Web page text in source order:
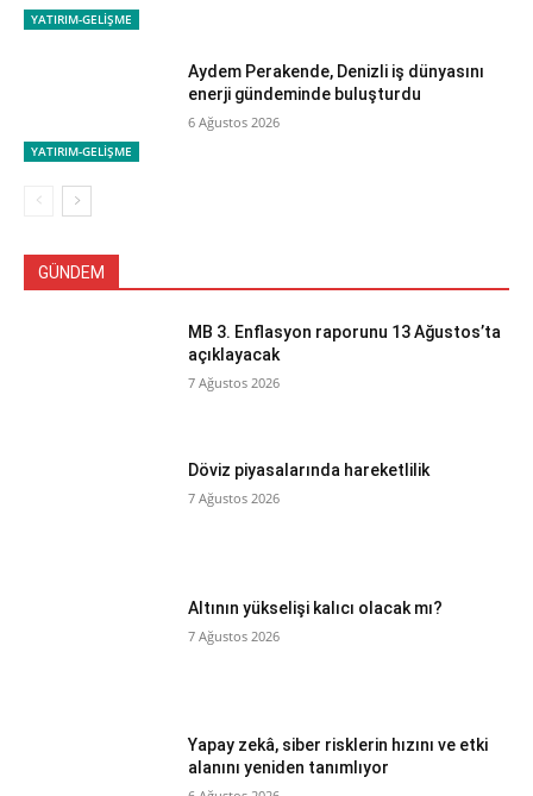
YATIRIM-GELİŞME
YATIRIM-GELİŞME
Aydem Perakende, Denizli iş dünyasını
enerji gündeminde buluşturdu
6 Ağustos 2026
GÜNDEM
MB 3. Enflasyon raporunu 13 Ağustos’ta
açıklayacak
7 Ağustos 2026
Döviz piyasalarında hareketlilik
7 Ağustos 2026
Altının yükselişi kalıcı olacak mı?
7 Ağustos 2026
Yapay zekâ, siber risklerin hızını ve etki
alanını yeniden tanımlıyor